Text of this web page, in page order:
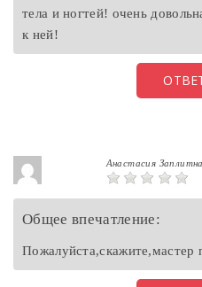
тела и ногтей! очень
к ней!
Анастасия
Общее впечатление:
Пожалуйста,скажите,мастер